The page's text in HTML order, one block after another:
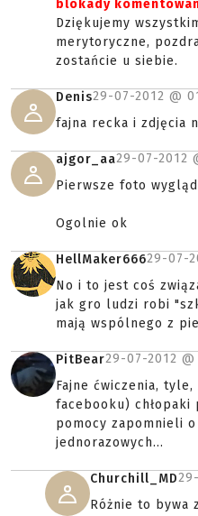
blokady
Dziękujemy
merytoryczne,
zostańcie u siebie.
Denis29-07-2012 @
fajna recka i zdjęcia
ajgor_aa29-07-2012
Pierwsze foto
Ogolnie ok
HellMaker66629-07-
No i to jest coś
jak gro ludzi robi
mają wspólnego z
PitBear29-07-2012 @
Fajne ćwiczenia,
facebooku)
pomocy zapomnieli
jednorazowych...
Churchill_MD
Różnie to bywa